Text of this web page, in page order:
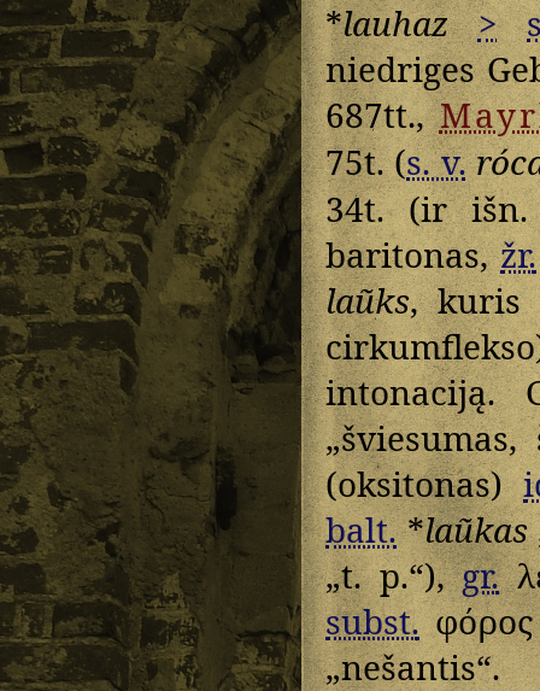
*lauhaz >
niedriges
687tt.,
75t. (s. v.
34t. (ir
baritonas,žr.
laũks, kuris
intonaciją.
(oksitonas)
balt.*laũkas
„t. p.“),gr.
subst.φόρος
„nešantis“.